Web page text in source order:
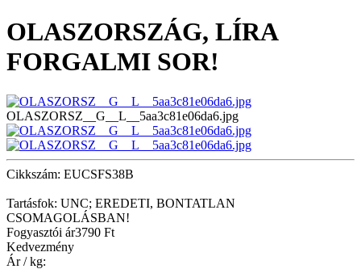
OLASZORSZÁG, LÍRA
FORGALMI SOR!
OLASZORSZ__G__L__5aa3c81e06da6.jpg
Cikkszám: EUCSFS38B
Tartásfok: UNC; EREDETI, BONTATLAN
CSOMAGOLÁSBAN!
Fogyasztói ár3790 Ft
Kedvezmény
Ár / kg: